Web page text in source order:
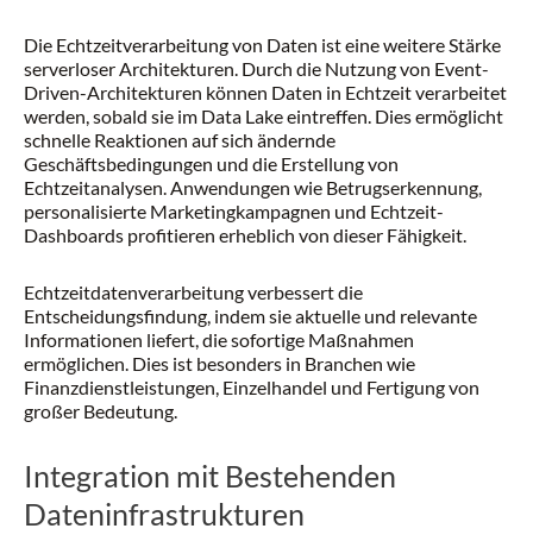
Die Echtzeitverarbeitung von Daten ist eine weitere Stärke
serverloser Architekturen. Durch die Nutzung von Event-
Driven-Architekturen können Daten in Echtzeit verarbeitet
werden, sobald sie im Data Lake eintreffen. Dies ermöglicht
schnelle Reaktionen auf sich ändernde
Geschäftsbedingungen und die Erstellung von
Echtzeitanalysen. Anwendungen wie Betrugserkennung,
personalisierte Marketingkampagnen und Echtzeit-
Dashboards profitieren erheblich von dieser Fähigkeit.
Echtzeitdatenverarbeitung verbessert die
Entscheidungsfindung, indem sie aktuelle und relevante
Informationen liefert, die sofortige Maßnahmen
ermöglichen. Dies ist besonders in Branchen wie
Finanzdienstleistungen, Einzelhandel und Fertigung von
großer Bedeutung.
Integration mit Bestehenden
Dateninfrastrukturen